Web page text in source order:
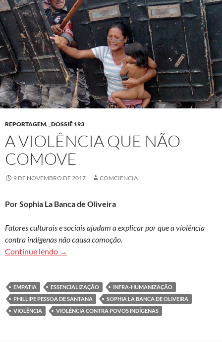
REPORTAGEM, _DOSSIÊ 193
A VIOLÊNCIA QUE NÃO
COMOVE
9 DE NOVEMBRO DE 2017 COMCIENCIA
Por Sophia La Banca de Oliveira
Fatores culturais e sociais ajudam a explicar por que a violência
contra indígenas não causa comoção.
Continue lendo A violência que não comove
→
EMPATIA ESSENCIALIZAÇÃO
INFRA-HUMANIZAÇÃO
PHILLIPE PESSOA DE SANTANA
SOPHIA LA BANCA DE OLIVEIRA
VIOLÊNCIA
VIOLÊNCIA CONTRA POVOS INDÍGENAS